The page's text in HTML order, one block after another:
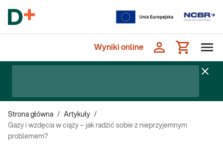
Wyniki online
Strona główna / Artykuły /
Gazy i wzdęcia w ciąży – jak radzić sobie z nieprzyjemnym
problemem?